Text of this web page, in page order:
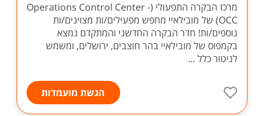
מרכז הבקרה התפעולי (Operations Control Center -
OCC) של מובילאיי מחפש מפעילים/ות מצוינים/ות
נוספים/ות! חדר הבקרה החדשני והמתקדם נמצא
בקמפוס של מובילאיי בהר חוצבים, ירושלים, ומשמש
לניטור כלל ...
הגשת מועמדות